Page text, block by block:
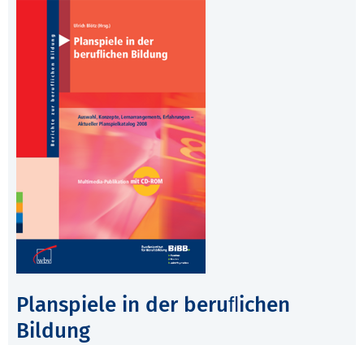
Planspiele in der beruﬂichen
Bildung